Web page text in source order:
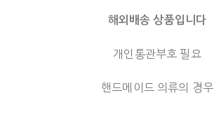
해외배송 상품입니다
개인통관부호 필요
핸드메이드 의류의 경우